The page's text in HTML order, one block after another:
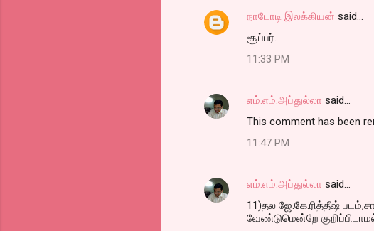
e
நாடோடி இலக்கியன் said…
சூப்பர்.
11:33 PM
எம்.எம்.அப்துல்லா said…
This comment has been
11:47 PM
எம்.எம்.அப்துல்லா said…
11)தல ஜே.கே.ரித்தீஷ்
வேண்டுமென்றே